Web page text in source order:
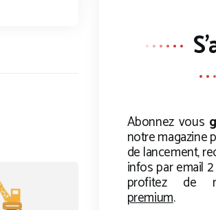
Abonnez vous
notre magazine
de lancement,
infos par email
profitez
premium.